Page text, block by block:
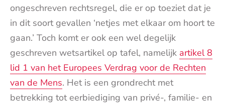
ongeschreven rechtsregel, die er op toeziet dat je
in dit soort gevallen ‘netjes met elkaar om hoort te
gaan.’ Toch komt er ook een wel degelijk
geschreven wetsartikel op tafel, namelijk artikel 8
lid 1 van het Europees Verdrag voor de Rechten
van de Mens. Het is een grondrecht met
betrekking tot eerbiediging van privé-, familie- en